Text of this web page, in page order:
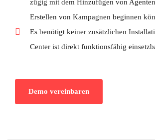
zügig mit dem Hinzufügen von
Erstellen von Kampagnen beginnen
Es benötigt keiner zusätzlichen
Center ist direkt funktionsfähig
Demo vereinbaren